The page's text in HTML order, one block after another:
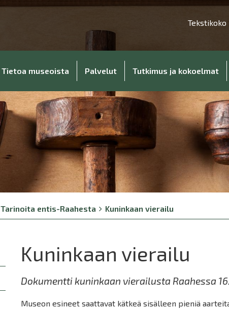
Tekstikoko
Pienennä
Suurenna
Tietoa museoista Palvelut Tutkimus ja kokoelmat
Tarinoita entis-Raahesta
Kuninkaan vierailu
Kuninkaan vierailu
Dokumentti kuninkaan vierailusta Raahessa
Museon esineet saattavat kätkeä sisälleen pieniä